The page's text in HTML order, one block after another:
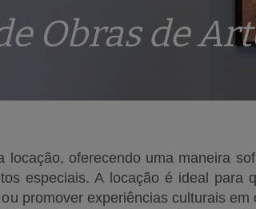
Obras de
locação, oferecendo uma maneira
especiais. A locação é ideal para
promover experiências culturais